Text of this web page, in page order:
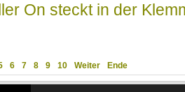
On steckt in der
6 7 8 9 10 Weiter Ende